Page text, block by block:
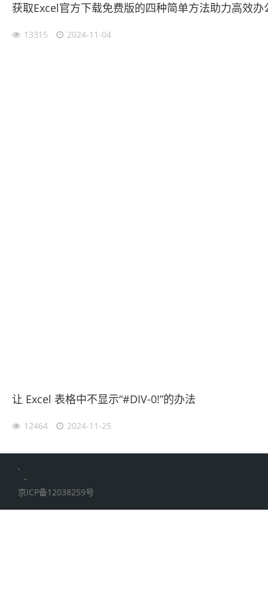
获取Excel官方下载免费版的四种简单方法助力高效办
13315 2024-11-04
让 Excel 表格中不显示“#DIV-0!”的办法
12464 2024-11-25
京ICP备12038259号